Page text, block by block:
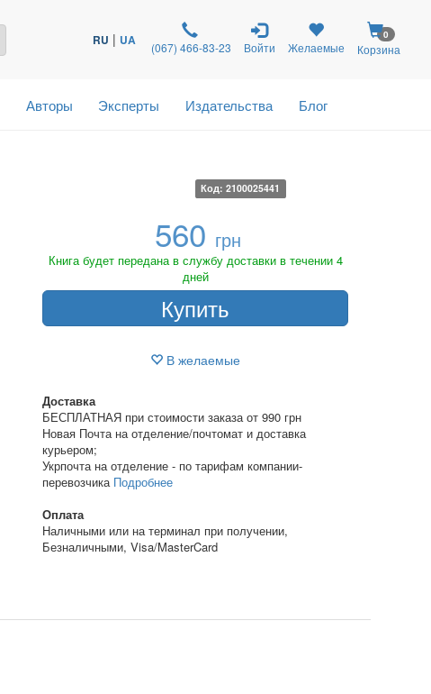
RU | UA (067) 466-83-23 Войти Желаемые
0
Корзина
Авторы Эксперты Издательства Блог
Код: 2100025441
560 грн
Книга будет передана в службу доставки в течении 4
дней
Купить
В желаемые
Доставка
БЕСПЛАТНАЯ при стоимости заказа от 990 грн
Новая Почта на отделение/почтомат и доставка
курьером;
Укрпочта на отделение - по тарифам компании-
перевозчика Подробнее
Оплата
Наличными или на терминал при получении,
Безналичными, Visa/MasterCard